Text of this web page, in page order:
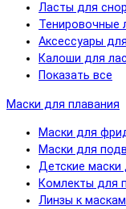
Ласты для
Тенировочные
Аксессуары
Калоши для
Показать все
Маски для плавания
Маски для
Маски для
Детские маски
Комлекты для
Линзы к